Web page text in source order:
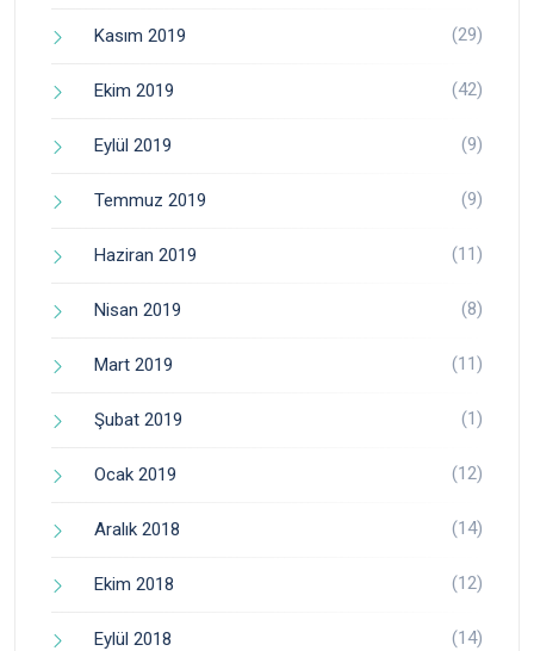
Kasım 2019 (29)
Ekim 2019 (42)
Eylül 2019 (9)
Temmuz 2019 (9)
Haziran 2019 (11)
Nisan 2019 (8)
Mart 2019 (11)
Şubat 2019 (1)
Ocak 2019 (12)
Aralık 2018 (14)
Ekim 2018 (12)
Eylül 2018 (14)